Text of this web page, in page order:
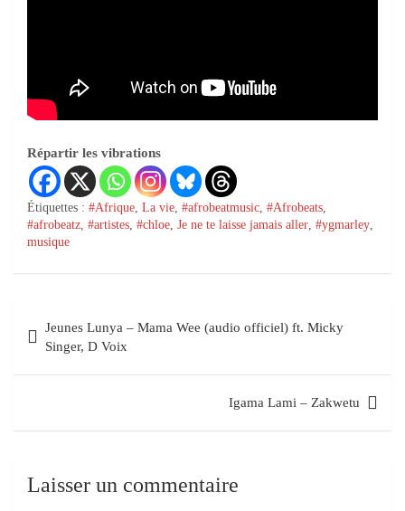
Répartir les vibrations
Étiquettes : #Afrique, La vie, #afrobeatmusic, #Afrobeats,
#afrobeatz, #artistes, #chloe, Je ne te laisse jamais aller, #ygmarley,
musique
Jeunes Lunya – Mama Wee (audio officiel) ft. Micky
Singer, D Voix
Igama Lami – Zakwetu
Laisser un commentaire